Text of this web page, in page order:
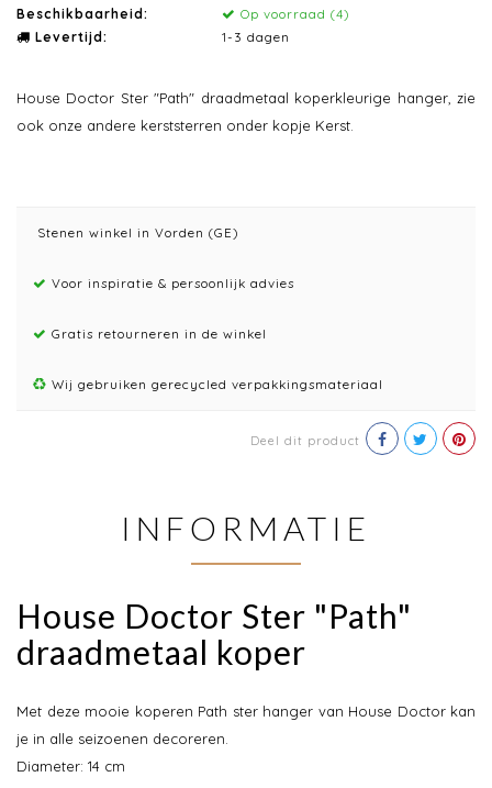
Beschikbaarheid:
Op voorraad (4)
Levertijd:
1-3 dagen
House Doctor Ster "Path" draadmetaal koperkleurige hanger, zie
ook onze andere kerststerren onder kopje Kerst.
Stenen winkel in Vorden (GE)
Voor inspiratie & persoonlijk advies
Gratis retourneren in de winkel
Wij gebruiken gerecycled verpakkingsmateriaal
Deel dit product
INFORMATIE
House Doctor Ster "Path"
draadmetaal koper
Met deze mooie koperen Path ster hanger van House Doctor kan
je in alle seizoenen decoreren.
Diameter: 14 cm